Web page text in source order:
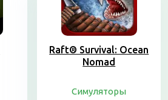
Raft® Survival: Ocean
Nomad
Симуляторы